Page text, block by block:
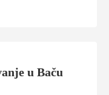
u Baču